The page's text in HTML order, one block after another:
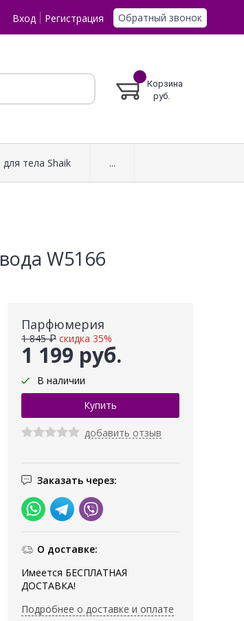
Вход Регистрация Обратный звонок
Корзина
руб.
тела Shaik ...
W5166
Парфюмерия
1 199 руб.
1 845 ₽ скидка 35%
В наличии
добавить отзыв
Заказать через:
О доставке:
Имеется БЕСПЛАТНАЯ
ДОСТАВКА!
Подробнее о доставке и оплате